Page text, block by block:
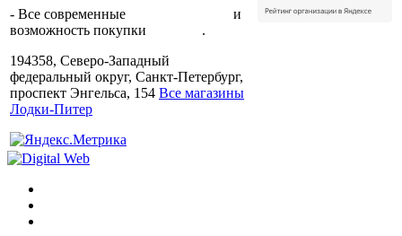
- Все современные
и
возможность покупки
.
194358, Северо-Западный
федеральный округ, Санкт-Петербург,
проспект Энгельса, 154 Все магазины
Лодки-Питер